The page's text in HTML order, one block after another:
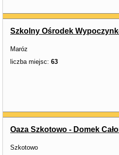
Szkolny Ośrodek
Maróz
liczba miejsc: 63
Oaza Szkotowo - Domek
Szkotowo